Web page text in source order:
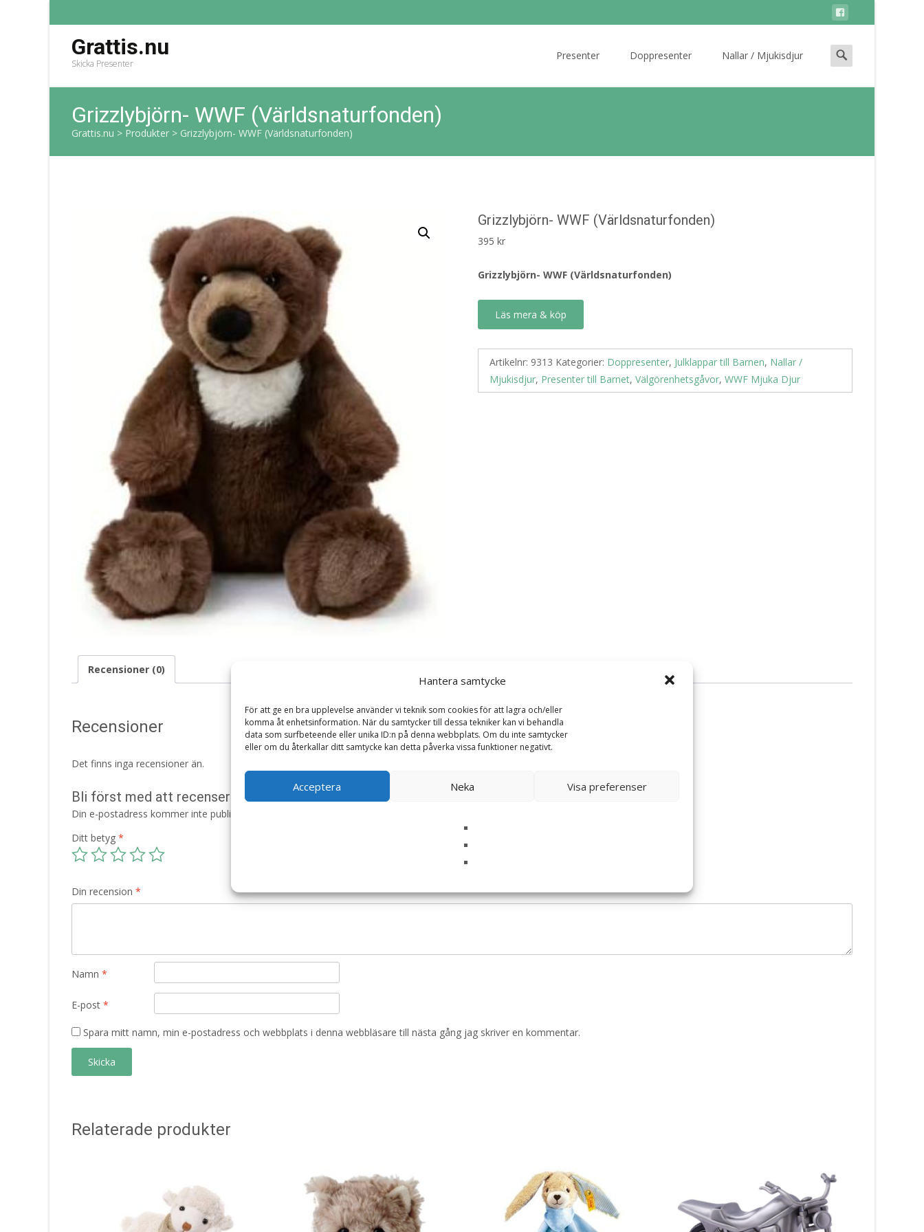
Hantera samtycke
För att ge en bra upplevelse använder vi teknik som cookies för att lagra och/eller
komma åt enhetsinformation. När du samtycker till dessa tekniker kan vi behandla
data som surfbeteende eller unika ID:n på denna webbplats. Om du inte samtycker
eller om du återkallar ditt samtycke kan detta påverka vissa funktioner negativt.
Acceptera Neka Visa preferenser
Grattis.nu
Skicka Presenter
Presenter Doppresenter Nallar / Mjukisdjur
Search
for:
Grizzlybjörn- WWF (Världsnaturfonden)
Grattis.nu > Produkter > Grizzlybjörn- WWF (Världsnaturfonden)
Grizzlybjörn- WWF (Världsnaturfonden)
395 kr
Grizzlybjörn- WWF (Världsnaturfonden)
Läs mera & köp
Artikelnr: 9313 Kategorier: Doppresenter, Julklappar till Barnen, Nallar /
Mjukisdjur, Presenter till Barnet, Välgörenhetsgåvor, WWF Mjuka Djur
Recensioner (0)
Recensioner
Det finns inga recensioner än.
Bli först med att recensera ”Grizzlybjörn- WWF (Världsnaturfonden)”
Din e-postadress kommer inte publiceras.
Ditt betyg *
Din recension *
Namn *
E-post *
Spara mitt namn, min e-postadress och webbplats i denna webbläsare till nästa gång jag skriver en kommentar.
Relaterade produkter